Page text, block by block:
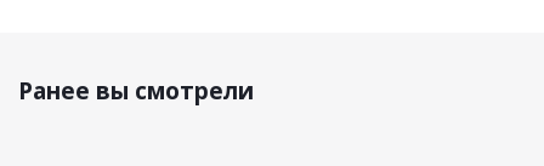
Ранее вы смотрели